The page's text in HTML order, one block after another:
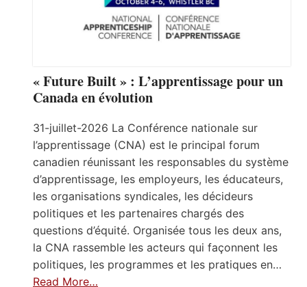
« Future Built » : L’apprentissage pour un
Canada en évolution
31-juillet-2026 La Conférence nationale sur
l’apprentissage (CNA) est le principal forum
canadien réunissant les responsables du système
d’apprentissage, les employeurs, les éducateurs,
les organisations syndicales, les décideurs
politiques et les partenaires chargés des
questions d’équité. Organisée tous les deux ans,
la CNA rassemble les acteurs qui façonnent les
politiques, les programmes et les pratiques en…
Read More…